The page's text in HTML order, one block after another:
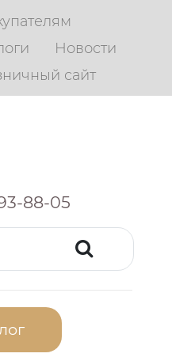
Новости
сайт
88-05